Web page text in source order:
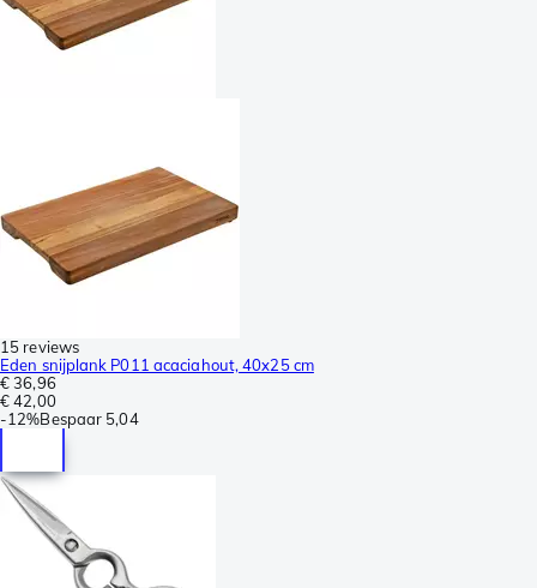
15 reviews
Eden snijplank P011 acaciahout, 40x25 cm
€ 36,96
€ 42,00
-12%Bespaar 5,04